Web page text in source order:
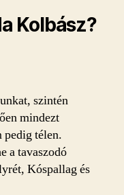
Kolbász?
szintén
mindezt
pedig télen.
a tavaszodó
Kóspallag és